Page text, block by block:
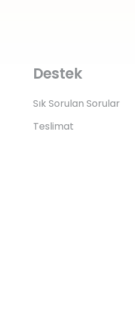
Destek
Sık Sorulan Sorular
Teslimat